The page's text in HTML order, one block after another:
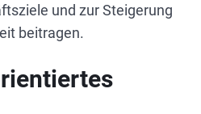
und zur Steigerung
beitragen.